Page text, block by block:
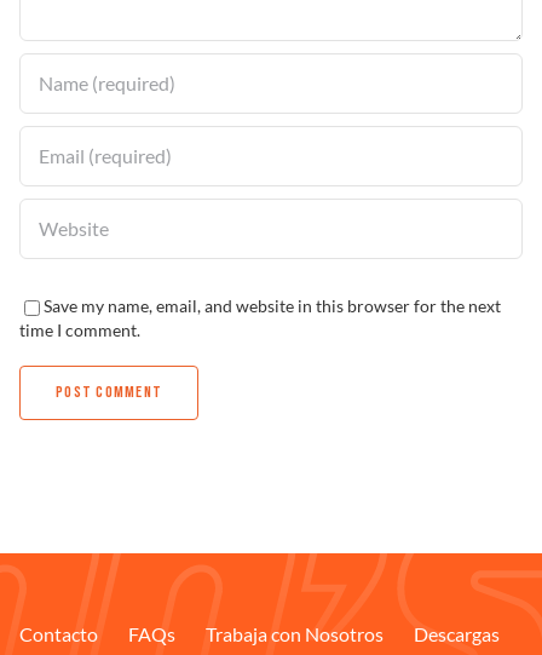
Save my name, email, and website in this browser for the next
time I comment.
Contacto FAQs Trabaja con Nosotros Descargas